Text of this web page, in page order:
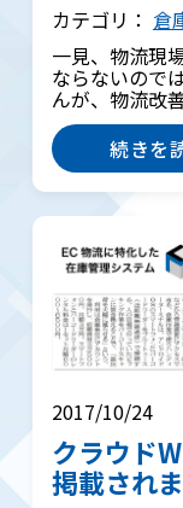
カテゴリ： 倉
一見、物流現
ならないので
んが、物流改
続きを
2017/10/24
クラウド
掲載されま